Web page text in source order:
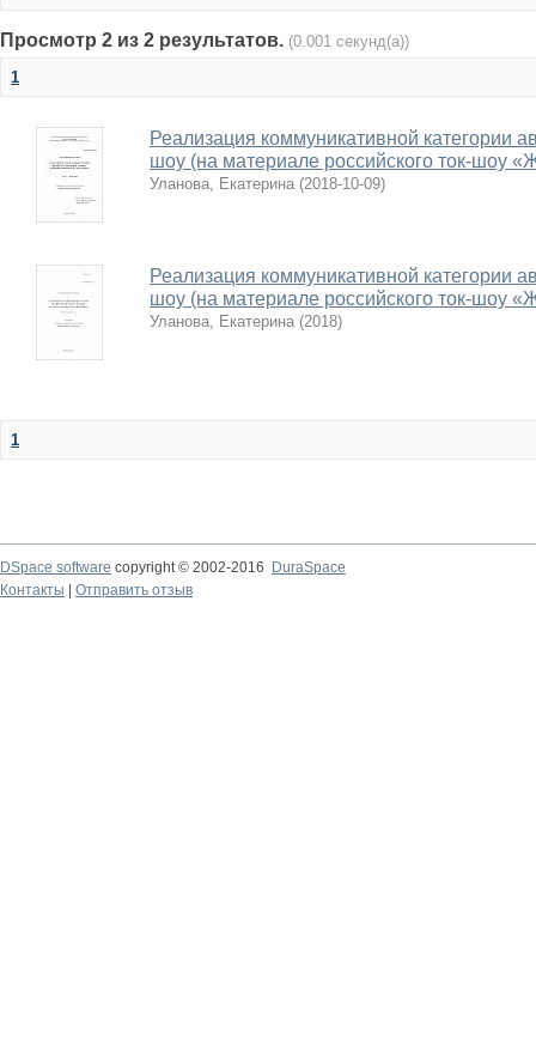
Просмотр 2 из 2 результатов. (0.001 секунд(а))
1
Реализация коммуникативной категории
шоу (на материале российского ток-шоу
Уланова, Екатерина (2018-10-09)
Реализация коммуникативной категории
шоу (на материале российского ток-шоу
Уланова, Екатерина (2018)
1
DSpace software copyright © 2002-2016
DuraSpace
Контакты
Отправить отзыв